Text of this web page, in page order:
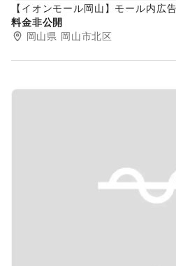
【イオンモール岡山】モール内広
料金非公開
岡山県 岡山市北区
Previous slide